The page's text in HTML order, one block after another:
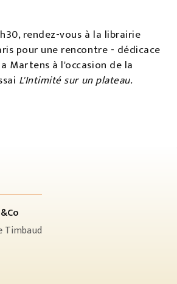
rendez-vous à la librairie
pour une rencontre - dédicace
Martens à l'occasion de la
L'Intimité sur un plateau.
Timbaud